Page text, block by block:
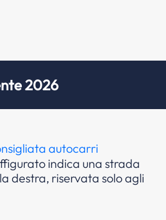
2026
autocarri
indica una strada
destra, riservata solo agli